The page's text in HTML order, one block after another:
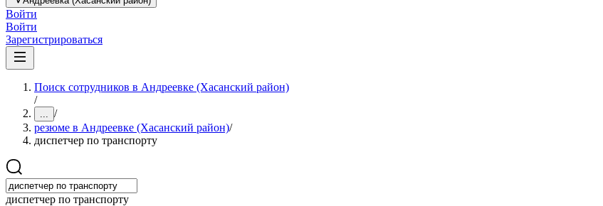
Войти
Войти
Зарегистрироваться
Поиск сотрудников в Андреевке (Хасанский район)
/
... /
резюме в Андреевке (Хасанский район)/
диспетчер по транспорту
диспетчер по транспорту